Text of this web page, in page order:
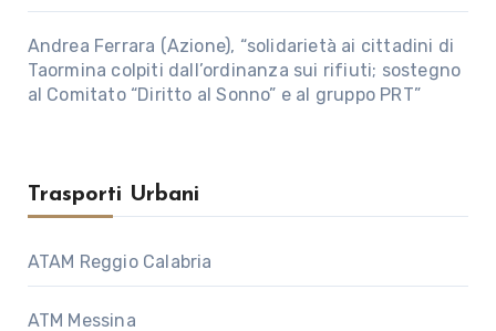
Andrea Ferrara (Azione), “solidarietà ai cittadini di
Taormina colpiti dall’ordinanza sui rifiuti; sostegno
al Comitato “Diritto al Sonno” e al gruppo PRT”
Trasporti Urbani
ATAM Reggio Calabria
ATM Messina